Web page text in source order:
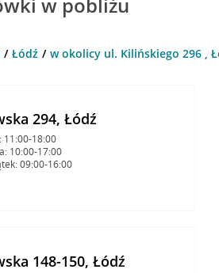
Łódź w okolicy ul. Kilińskiego 296 ,
294, Łódź
11:00-18:00
10:00-17:00
09:00-16:00
148-150, Łódź